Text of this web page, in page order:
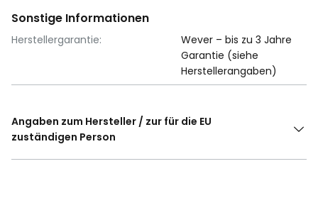
Sonstige Informationen
Herstellergarantie:
Wever – bis zu 3 Jahre
Garantie (siehe
Herstellerangaben)
Angaben zum Hersteller / zur für die EU
zuständigen Person